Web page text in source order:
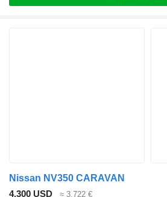
Nissan NV350 CARAVAN
4.300 USD
≈ 3.722 €